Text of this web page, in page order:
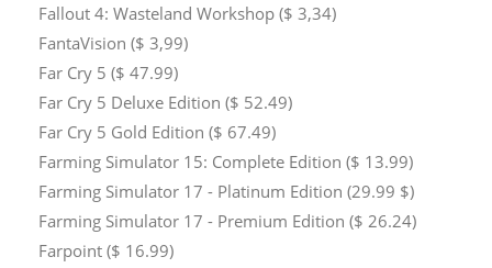
Fallout 4: Wasteland Workshop ($ 3,34)
FantaVision ($ 3,99)
Far Cry 5 ($ 47.99)
Far Cry 5 Deluxe Edition ($ 52.49)
Far Cry 5 Gold Edition ($ 67.49)
Farming Simulator 15: Complete Edition ($ 13.99)
Farming Simulator 17 - Platinum Edition (29.99 $)
Farming Simulator 17 - Premium Edition ($ 26.24)
Farpoint ($ 16.99)